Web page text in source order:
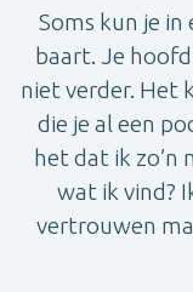
Soms kun je
baart. Je
niet verder. Het
die je al een
het dat ik zo’n
wat ik vind?
vertrouwen